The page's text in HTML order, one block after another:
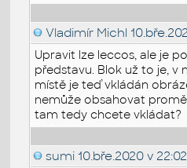
Vladimír Michl
Upravit lze leccos, ale je
představu. Blok už to je, v
místě je teď vkládán
nemůže obsahovat
tam tedy chcete vkládat?
sumi 10.bře.2020 v 22:02